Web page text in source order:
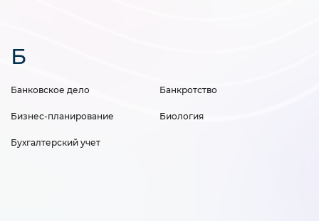
Б
Банковское дело Банкротство
Бизнес-планирование Биология
Бухгалтерский учет